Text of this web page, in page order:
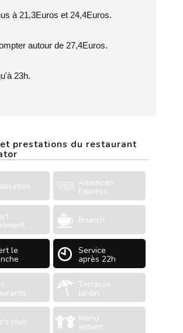
à 21,3Euros et 24,4Euros.
autour de 27,4Euros.
23h.
prestations du restaurant
American
Express
Brunch
le Service
après 22h
Terrasse
Jardin
club Menu
enfant